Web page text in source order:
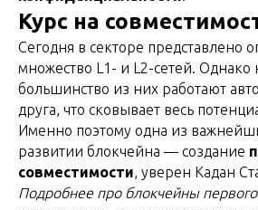
Курс на
Сегодня в секторе представлено
множество L1- и L2-сетей.
большинство из них работают
друга, что сковывает весь
Именно поэтому одна из
развитии блокчейна — создание
совместимости, уверен Кадан
Подробнее про блокчейны